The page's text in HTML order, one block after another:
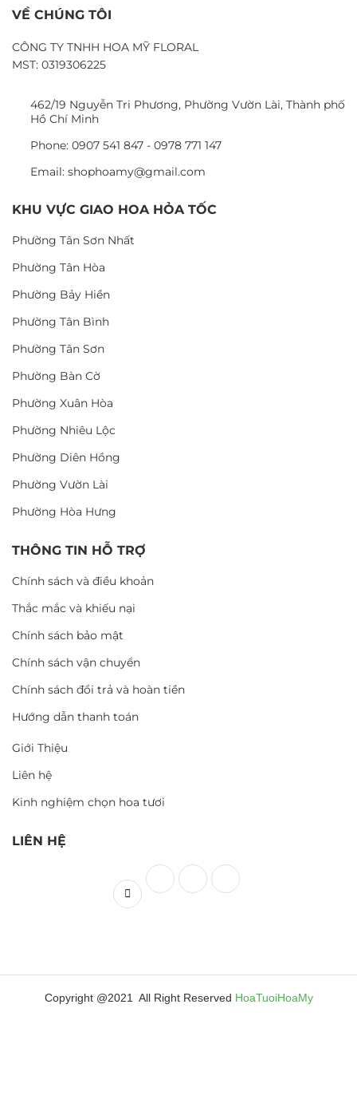
VỀ CHÚNG TÔI
CÔNG TY TNHH HOA MỸ FLORAL
MST: 0319306225
462/19 Nguyễn Tri Phương, Phường Vườn Lài, Thành phố
Hồ Chí Minh
Phone: 0907 541 847 - 0978 771 147
Email: shophoamy@gmail.com
KHU VỰC GIAO HOA HỎA TỐC
Phường Tân Sơn Nhất
Phường Tân Hòa
Phường Bảy Hiền
Phường Tân Bình
Phường Tân Sơn
Phường Bàn Cờ
Phường Xuân Hòa
Phường Nhiêu Lộc
Phường Diên Hồng
Phường Vườn Lài
Phường Hòa Hưng
THÔNG TIN HỖ TRỢ
Chính sách và điều khoản
Thắc mắc và khiếu nại
Chính sách bảo mật
Chính sách vận chuyển
Chính sách đổi trả và hoàn tiền
Hướng dẫn thanh toán
Giới Thiệu
Liên hệ
Kinh nghiệm chọn hoa tươi
LIÊN HỆ
Copyright @2021 All Right Reserved HoaTuoiHoaMy